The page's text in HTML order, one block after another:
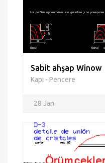
Sabit ahşap Winow
Kapı - Pencere
28 Jan